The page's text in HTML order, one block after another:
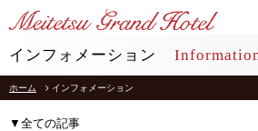
TOP トップ
インフォメーション
ホーム インフォメーション
▼全ての記事